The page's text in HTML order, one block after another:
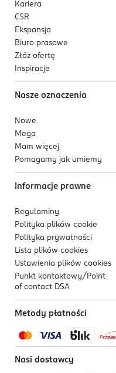
Kariera
CSR
Ekspansja
Biuro prasowe
Złóż ofertę
Inspiracje
Nasze oznaczenia
Nowe
Mega
Mam więcej
Pomagamy jak umiemy
Informacje prawne
Regulaminy
Polityka plików cookie
Polityka prywatności
Lista plików cookies
Ustawienia plików cookies
Punkt kontaktowy/ Point
of contact DSA
Metody płatności
Nasi dostawcy